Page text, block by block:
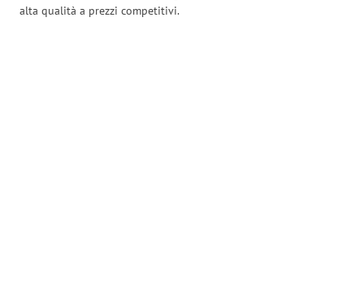
alta qualità a prezzi competitivi.